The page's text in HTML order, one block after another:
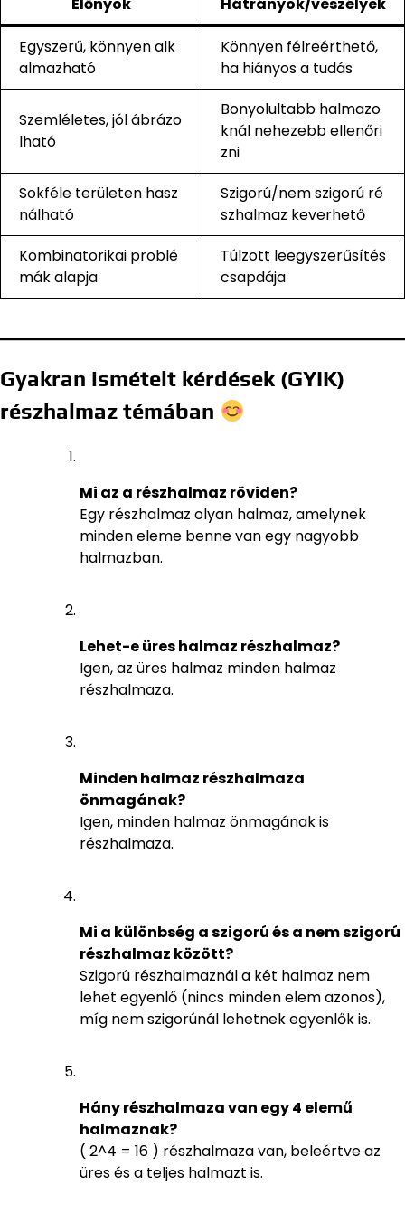
Előnyök Hátrányok/veszélyek
Egyszerű, könnyen alk
almazható
Könnyen félreérthető,
ha hiányos a tudás
Szemléletes, jól ábrázo
lható
Bonyolultabb halmazo
knál nehezebb ellenőri
zni
Sokféle területen hasz
nálható
Szigorú/nem szigorú ré
szhalmaz keverhető
Kombinatorikai problé
mák alapja
Túlzott leegyszerűsítés
csapdája
Gyakran ismételt kérdések (GYIK)
részhalmaz témában
Mi az a részhalmaz röviden?
Egy részhalmaz olyan halmaz, amelynek
minden eleme benne van egy nagyobb
halmazban.
Lehet-e üres halmaz részhalmaz?
Igen, az üres halmaz minden halmaz
részhalmaza.
Minden halmaz részhalmaza
önmagának?
Igen, minden halmaz önmagának is
részhalmaza.
Mi a különbség a szigorú és a nem szigorú
részhalmaz között?
Szigorú részhalmaznál a két halmaz nem
lehet egyenlő (nincs minden elem azonos),
míg nem szigorúnál lehetnek egyenlők is.
Hány részhalmaza van egy 4 elemű
halmaznak?
( 2^4 = 16 ) részhalmaza van, beleértve az
üres és a teljes halmazt is.